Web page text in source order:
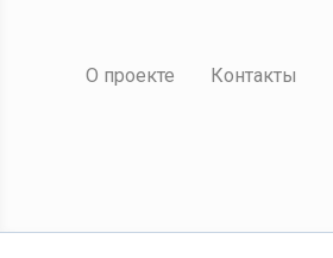
О проекте Контакты